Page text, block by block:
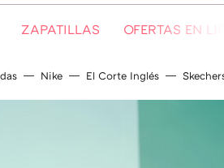
ZAPATILLAS OFERTAS EN
Nike El Corte Inglés